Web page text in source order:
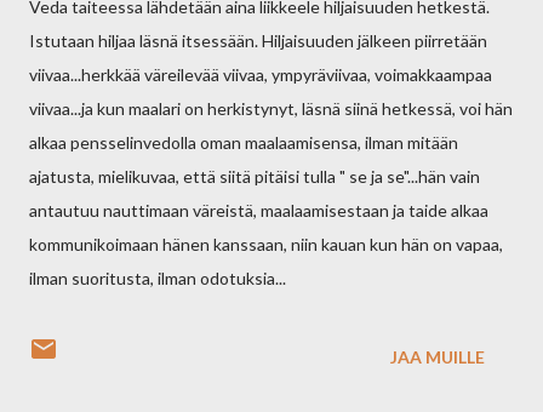
Veda taiteessa lähdetään aina liikkeele hiljaisuuden hetkestä.
Istutaan hiljaa läsnä itsessään. Hiljaisuuden jälkeen piirretään
viivaa...herkkää väreilevää viivaa, ympyräviivaa, voimakkaampaa
viivaa...ja kun maalari on herkistynyt, läsnä siinä hetkessä, voi hän
alkaa pensselinvedolla oman maalaamisensa, ilman mitään
ajatusta, mielikuvaa, että siitä pitäisi tulla " se ja se"...hän vain
antautuu nauttimaan väreistä, maalaamisestaan ja taide alkaa
kommunikoimaan hänen kanssaan, niin kauan kun hän on vapaa,
ilman suoritusta, ilman odotuksia...
JAA MUILLE